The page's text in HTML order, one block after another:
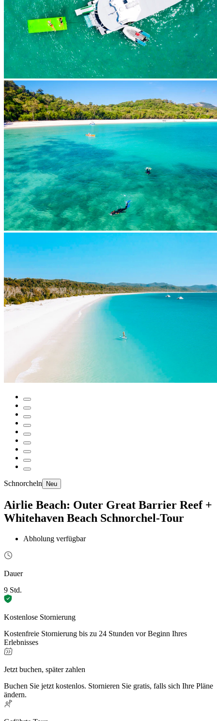
Schnorcheln Neu
Airlie Beach: Outer Great Barrier Reef +
Whitehaven Beach Schnorchel-Tour
Abholung verfügbar
Dauer
9 Std.
Kostenlose Stornierung
Kostenfreie Stornierung bis zu 24 Stunden vor Beginn Ihres
Erlebnisses
Jetzt buchen, später zahlen
Buchen Sie jetzt kostenlos. Stornieren Sie gratis, falls sich Ihre Pläne
ändern.